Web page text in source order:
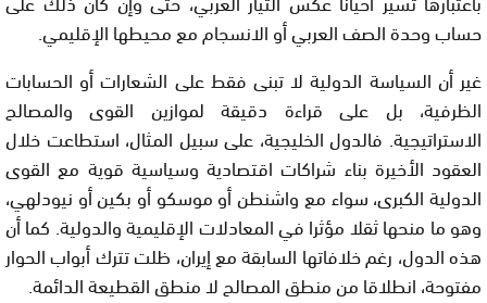
حساب وحدة الصف العربي أو الانسجام مع محيطها الإقليمي.
غير أن السياسة الدولية لا تبنى فقط على الشعارات أو الحسابات
الظرفية، بل على قراءة دقيقة لموازين القوى والمصالح
الاستراتيجية. فالدول الخليجية، على سبيل المثال، استطاعت خلال
العقود الأخيرة بناء شراكات اقتصادية وسياسية قوية مع القوى
الدولية الكبرى، سواء مع واشنطن أو موسكو أو بكين أو نيودلهي،
وهو ما منحها ثقلا مؤثرا في المعادلات الإقليمية والدولية. كما أن
هذه الدول، رغم خلافاتها السابقة مع إيران، ظلت تترك أبواب الحوار
مفتوحة، انطلاقا من منطق المصالح لا منطق القطيعة الدائمة.